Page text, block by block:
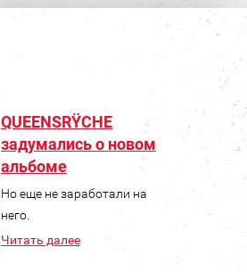
QUEENSRŸCHE
задумались о новом
альбоме
Но еще не заработали на
него.
Читать далее